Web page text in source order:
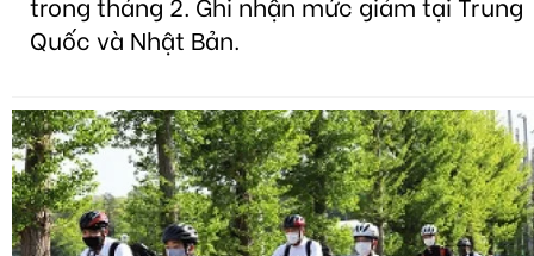
Quốc và Nhật Bản.